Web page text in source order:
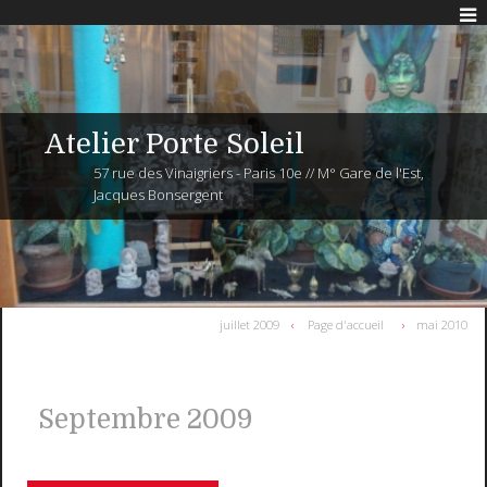
Atelier Porte Soleil
57 rue des Vinaigriers - Paris 10e // M° Gare de l'Est,
Jacques Bonsergent
juillet 2009 Page d'accueil mai 2010
Septembre 2009